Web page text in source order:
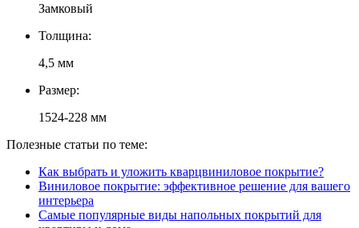
Замковый
Толщина:
4,5 мм
Размер:
1524-228 мм
Полезные статьи по теме:
Как выбрать и уложить кварцвиниловое покрытие?
Виниловое покрытие: эффективное решение для вашего
интерьера
Самые популярные виды напольных покрытий для